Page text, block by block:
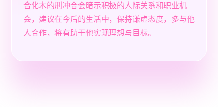
合化木的刑冲合会暗示积极的人际关系和职业机
会，建议在今后的生活中，保持谦虚态度，多与他
人合作，将有助于他实现理想与目标。